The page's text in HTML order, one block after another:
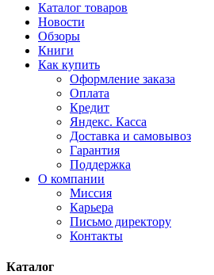
Каталог товаров
Новости
Обзоры
Книги
Как купить
Оформление заказа
Оплата
Кредит
Яндекс. Касса
Доставка и самовывоз
Гарантия
Поддержка
О компании
Миссия
Карьера
Письмо директору
Контакты
Каталог